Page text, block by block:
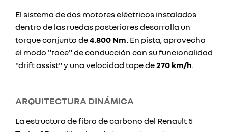
El sistema de dos motores eléctricos instalados
dentro de las ruedas posteriores desarrolla un
torque conjunto de4.800 Nm. En pista, aprovecha
el modo "race" de conducción con su funcionalidad
"drift assist" y una velocidad tope de270 km/h.
ARQUITECTURA DINÁMICA
La estructura de fibra de carbono del Renault 5